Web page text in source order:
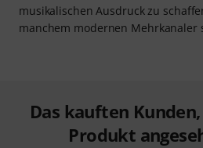
musikalischen Ausdruck zu
manchem modernen Mehrkanaler
Das kauften
Produkt